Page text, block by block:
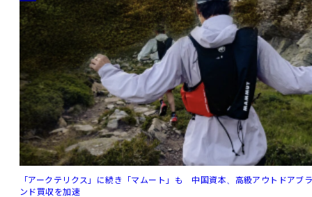
「アークテリクス」に続き「マムート」も 中国資本、高級アウトドアブ
ンド買収を加速